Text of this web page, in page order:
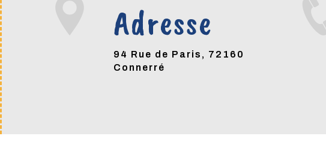
Adresse
94 Rue de Paris, 72160
Connerré